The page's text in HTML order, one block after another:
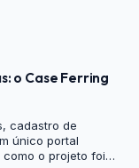
o Case Ferring
cadastro de
único portal
o projeto foi